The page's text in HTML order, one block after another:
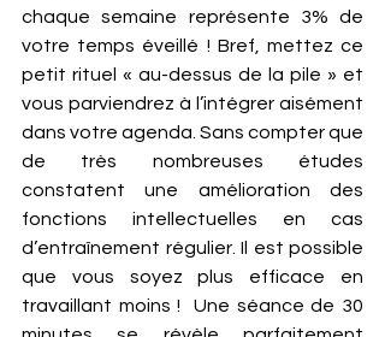
chaque semaine représente 3% de
votre temps éveillé ! Bref, mettez ce
petit rituel « au-dessus de la pile » et
vous parviendrez à l’intégrer aisément
dans votre agenda. Sans compter que
de très nombreuses études
constatent une amélioration des
fonctions intellectuelles en cas
d’entraînement régulier. Il est possible
que vous soyez plus efficace en
travaillant moins !  Une séance de 30